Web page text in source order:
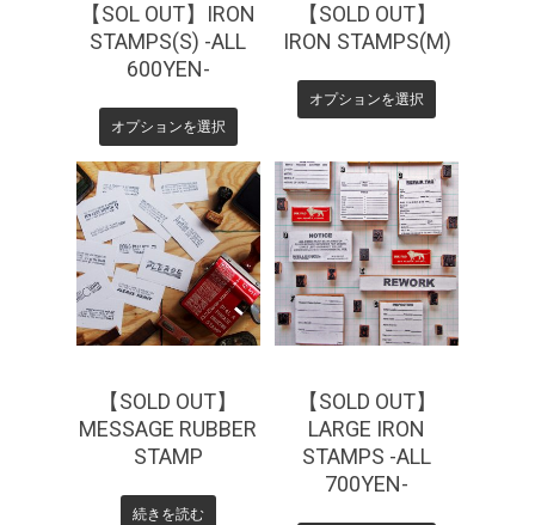
【SOL OUT】IRON
STAMPS(S) -ALL
600YEN-
オプションを選択
【SOLD OUT】
IRON STAMPS(M)
オプションを選択
¥0
【SOLD OUT】
MESSAGE RUBBER
STAMP
続きを読む
¥770
【SOLD OUT】
LARGE IRON
STAMPS -ALL
700YEN-